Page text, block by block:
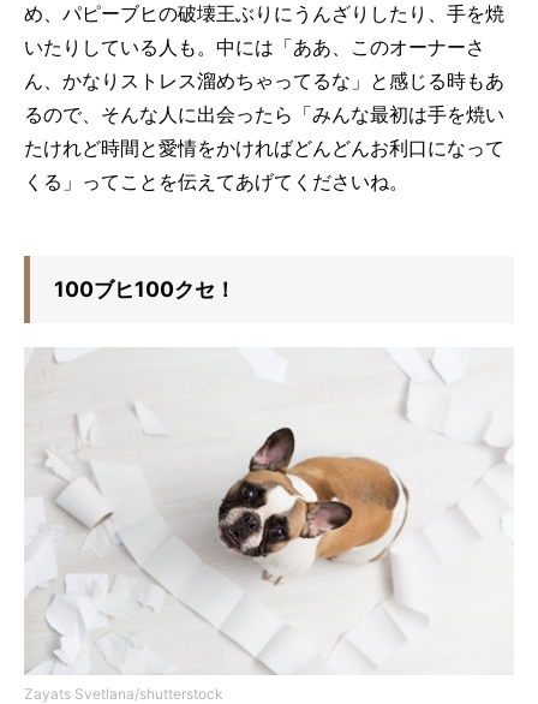
め、パピーブヒの破壊王ぶりにうんざりしたり、手を焼
いたりしている人も。中には「ああ、このオーナーさ
ん、かなりストレス溜めちゃってるな」と感じる時もあ
るので、そんな人に出会ったら「みんな最初は手を焼い
たけれど時間と愛情をかければどんどんお利口になって
くる」ってことを伝えてあげてくださいね。
100ブヒ100クセ！
Zayats Svetlana/shutterstock